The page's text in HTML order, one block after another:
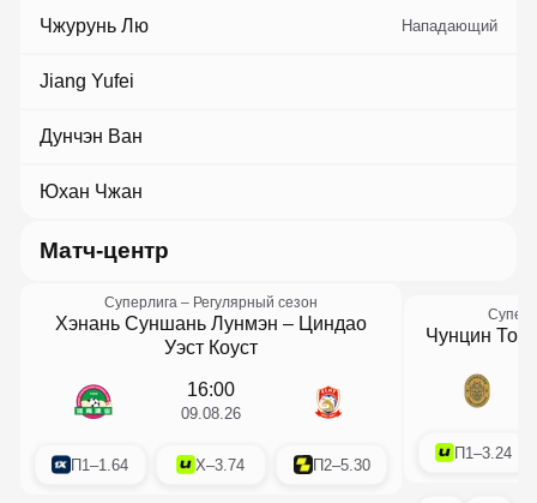
Чжурунь Лю Нападающий
Jiang Yufei
Дунчэн Ван
Юхан Чжан
матч-центр
Суперлига – Регулярный сезон
Хэнань Суншань Лунмэн – Циндао
Уэст Коуст
16:00
09.08.26
П1–1.64 X–3.74 П2–5.30
Чунцин
П1–3.24